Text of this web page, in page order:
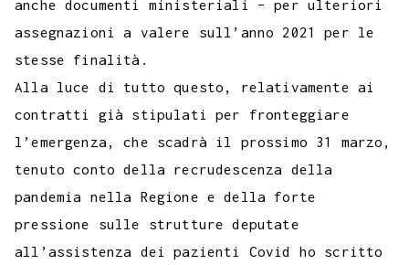
anche documenti ministeriali – per ulteriori
assegnazioni a valere sull’anno 2021 per le
stesse finalità.
Alla luce di tutto questo, relativamente ai
contratti già stipulati per fronteggiare
l’emergenza, che scadrà il prossimo 31 marzo,
tenuto conto della recrudescenza della
pandemia nella Regione e della forte
pressione sulle strutture deputate
all’assistenza dei pazienti Covid ho scritto